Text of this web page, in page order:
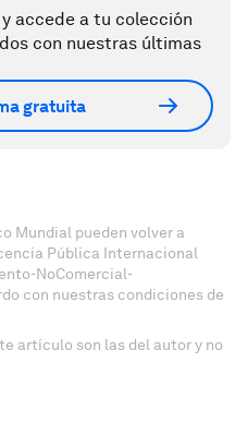
accede a tu colección
con nuestras últimas
gratuita
Mundial pueden volver a
Pública Internacional
NoComercial-
con nuestras condiciones de
artículo son las del autor y no